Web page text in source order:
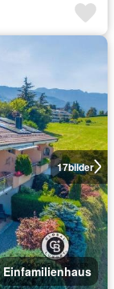
17bilder
Einfamilienhaus